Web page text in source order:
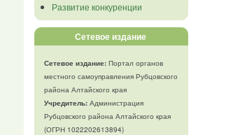
Развитие конкуренции
Сетевое издание
Сетевое издание:Портал органов
местного самоуправления Рубцовского
района Алтайского края
Учредитель:Администрация
Рубцовского района Алтайского края
(ОГРН 1022202613894)